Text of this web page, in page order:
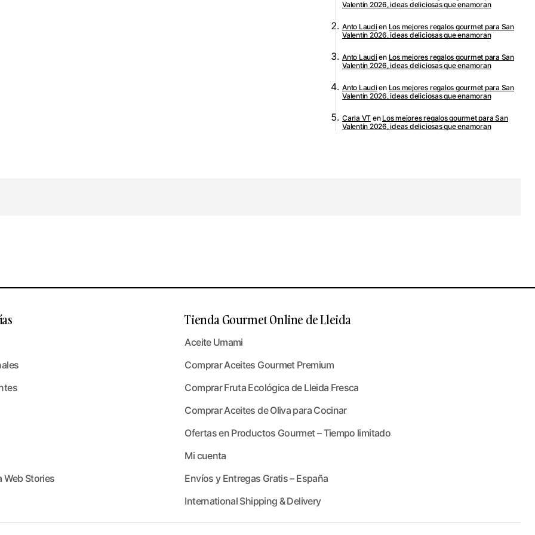
Valentín 2026, ideas deliciosas que enamoran
Anto Laudien Los mejores regalos gourmet para San
Valentín 2026, ideas deliciosas que enamoran
Anto Laudien Los mejores regalos gourmet para San
Valentín 2026, ideas deliciosas que enamoran
Anto Laudien Los mejores regalos gourmet para San
Valentín 2026, ideas deliciosas que enamoran
Carla VT en Los mejores regalos gourmet para San
Valentín 2026, ideas deliciosas que enamoran
Web Stories
Tienda Gourmet Online de Lleida
Aceite Umami
Comprar Aceites Gourmet Premium
Comprar Fruta Ecológica de Lleida Fresca
Comprar Aceites de Oliva para Cocinar
Ofertas en Productos Gourmet – Tiempo limitado
Mi cuenta
Envíos y Entregas Gratis – España
International Shipping & Delivery